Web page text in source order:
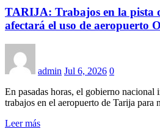
TARIJA: Trabajos en la pista
afectará el uso de aeropuerto
admin Jul 6, 2026 0
En pasadas horas, el gobierno nacional
trabajos en el aeropuerto de Tarija
Leer más